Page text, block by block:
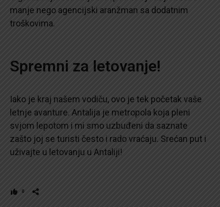
manje nego agencijski aranžman sa dodatnim
troškovima.
Spremni za letovanje!
Iako je kraj našem vodiču, ovo je tek početak vaše
letnje avanture. Antalija je metropola koja pleni
svjom lepotom i mi smo uzbuđeni da saznate
zašto joj se turisti često i rado vraćaju. Srećan put i
uživajte u letovanju u Antaliji!
0